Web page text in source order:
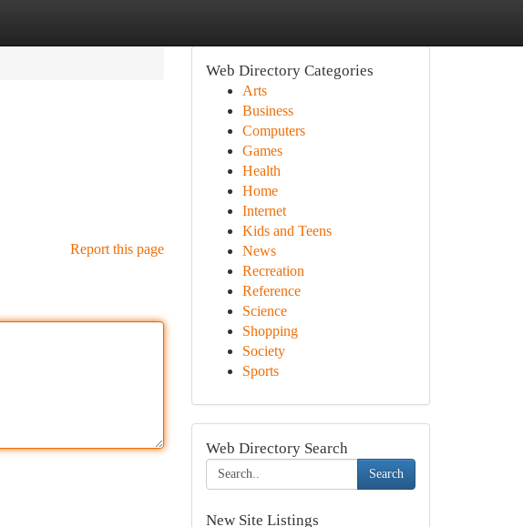
Report this page
Web Directory Categories
Arts
Business
Computers
Games
Health
Home
Internet
Kids and Teens
News
Recreation
Reference
Science
Shopping
Society
Sports
Web Directory Search
Search
New Site Listings